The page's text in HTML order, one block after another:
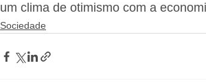
um clima de otimismo com a
Sociedade